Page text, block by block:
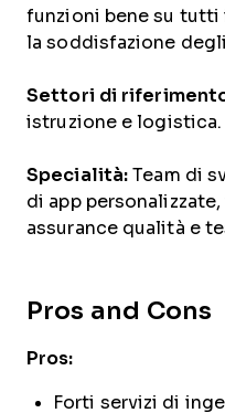
funzioni bene su
la soddisfazione
Settori di
istruzione e logistica.
Specialità:Team di
di app
assurance qualità e
Pros and Cons
Pros:
Forti servizi di